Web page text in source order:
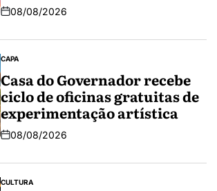
08/08/2026
CAPA
Casa do Governador recebe
ciclo de oficinas gratuitas de
experimentação artística
08/08/2026
CULTURA